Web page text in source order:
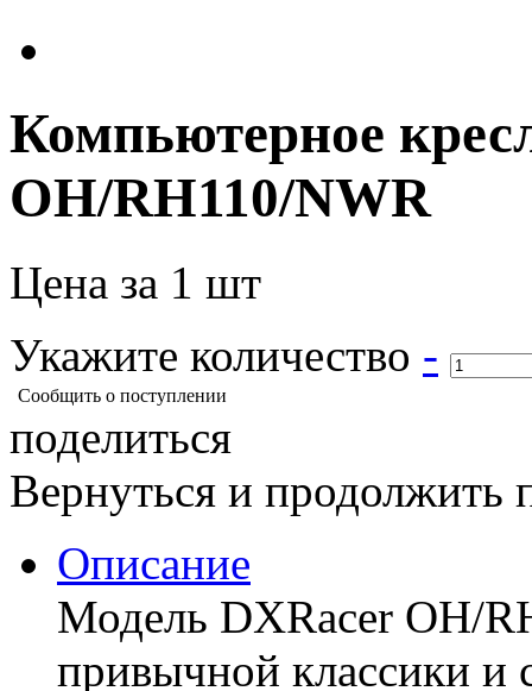
Компьютерное
OH/RH110/NWR
Цена за 1 шт
Укажите количество -
Сообщить о поступлении
поделиться
Вернуться и продолжить
Описание
Модель DXRacer OH/
привычной классики и